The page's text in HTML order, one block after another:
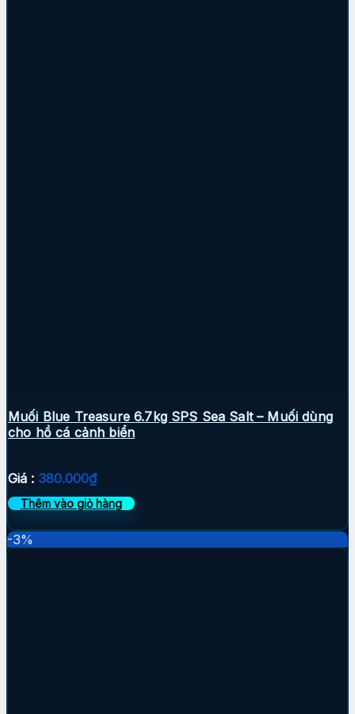
Muối Blue Treasure 6.7kg SPS Sea Salt – Muối dùng
cho hồ cá cảnh biển
Giá : 380.000₫
Thêm vào giỏ hàng
-3%